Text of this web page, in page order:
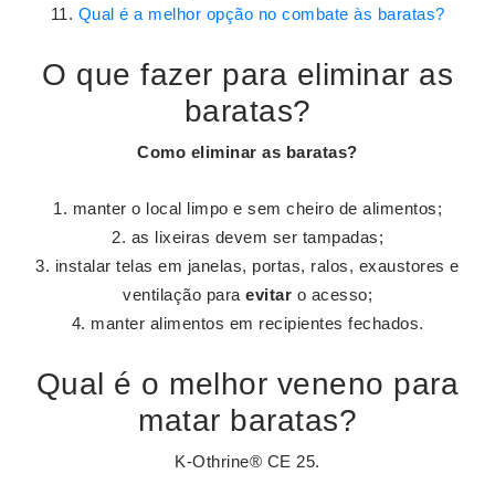
Qual é a melhor opção no combate às baratas?
O que fazer para eliminar as
baratas?
Como eliminar as baratas?
manter o local limpo e sem cheiro de alimentos;
as lixeiras devem ser tampadas;
instalar telas em janelas, portas, ralos, exaustores e
ventilação para evitar o acesso;
manter alimentos em recipientes fechados.
Qual é o melhor veneno para
matar baratas?
K-Othrine® CE 25.